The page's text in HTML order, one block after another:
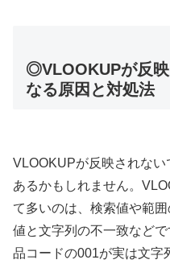
◎VLOOKUPが反
なる原因と対処法
VLOOKUPが反映されな
あるかもしれません。
て多いのは、検索値や範
値と文字列の不一致など
品コードの001が実は文字